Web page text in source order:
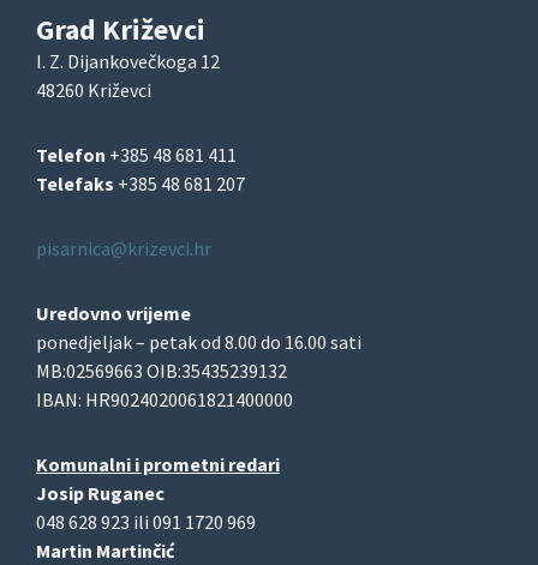
Grad Križevci
I. Z. Dijankovečkoga 12
48260 Križevci
Telefon +385 48 681 411
Telefaks +385 48 681 207
pisarnica@krizevci.hr
Uredovno vrijeme
ponedjeljak – petak od 8.00 do 16.00 sati
MB:02569663 OIB:35435239132
IBAN: HR9024020061821400000
Komunalni i prometni redari
Josip Ruganec
048 628 923 ili 091 1720 969
Martin Martinčić